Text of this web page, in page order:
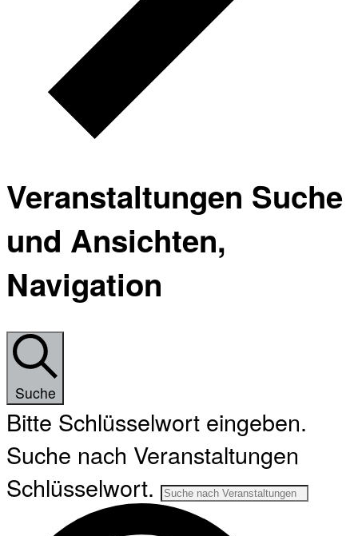
Veranstaltungen Suche
und Ansichten,
Navigation
Suche
Bitte Schlüsselwort eingeben.
Suche nach Veranstaltungen
Schlüsselwort.